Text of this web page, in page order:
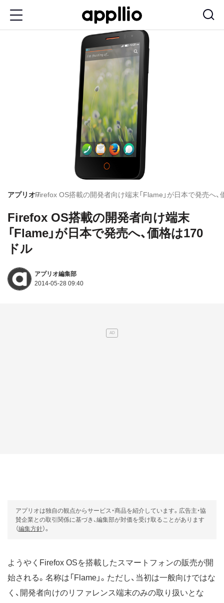
アプリオFirefox OS搭載の開発者向け端末「Flame」が日本で発売へ
Firefox OS搭載の開発者向け端末
「Flame」が日本で発売へ、価格は170
ドル
アプリオ編集部
2014-05-28 09:40
アプリオは独自の観点からサービス・商品を紹介しています。広告主・協
賛企業との取引関係に基づき、編集部が対価を受け取ることがあります
（編集方針）。
ようやくFirefox OSを搭載したスマートフォンの販売が開
始される。名称は「Flame」。ただし、当初は一般向けではな
く、開発者向けのリファレンス端末のみの取り扱いとな